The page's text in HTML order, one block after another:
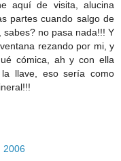
aquí de visita, alucina
partes cuando salgo de
no pasa nada!!! Y
rezando por mi, y
cómica, ah y con ella
llave, eso sería como
2006